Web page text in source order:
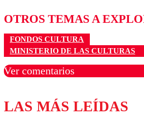
OTROS TEMAS A
FONDOS CULTURA
MINISTERIO DE LAS CULTURAS
Ver comentarios
Los comentarios son moderados
diálogo respetuoso.
LAS MÁS LEÍDAS